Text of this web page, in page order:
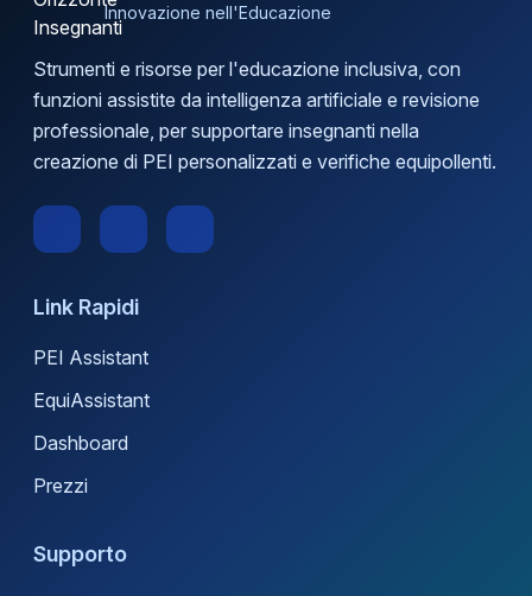
Innovazione nell'Educazione
Strumenti e risorse per l'educazione inclusiva, con
funzioni assistite da intelligenza artificiale e revisione
professionale, per supportare insegnanti nella
creazione di PEI personalizzati e verifiche equipollenti.
Link Rapidi
PEI Assistant
EquiAssistant
Dashboard
Prezzi
Supporto